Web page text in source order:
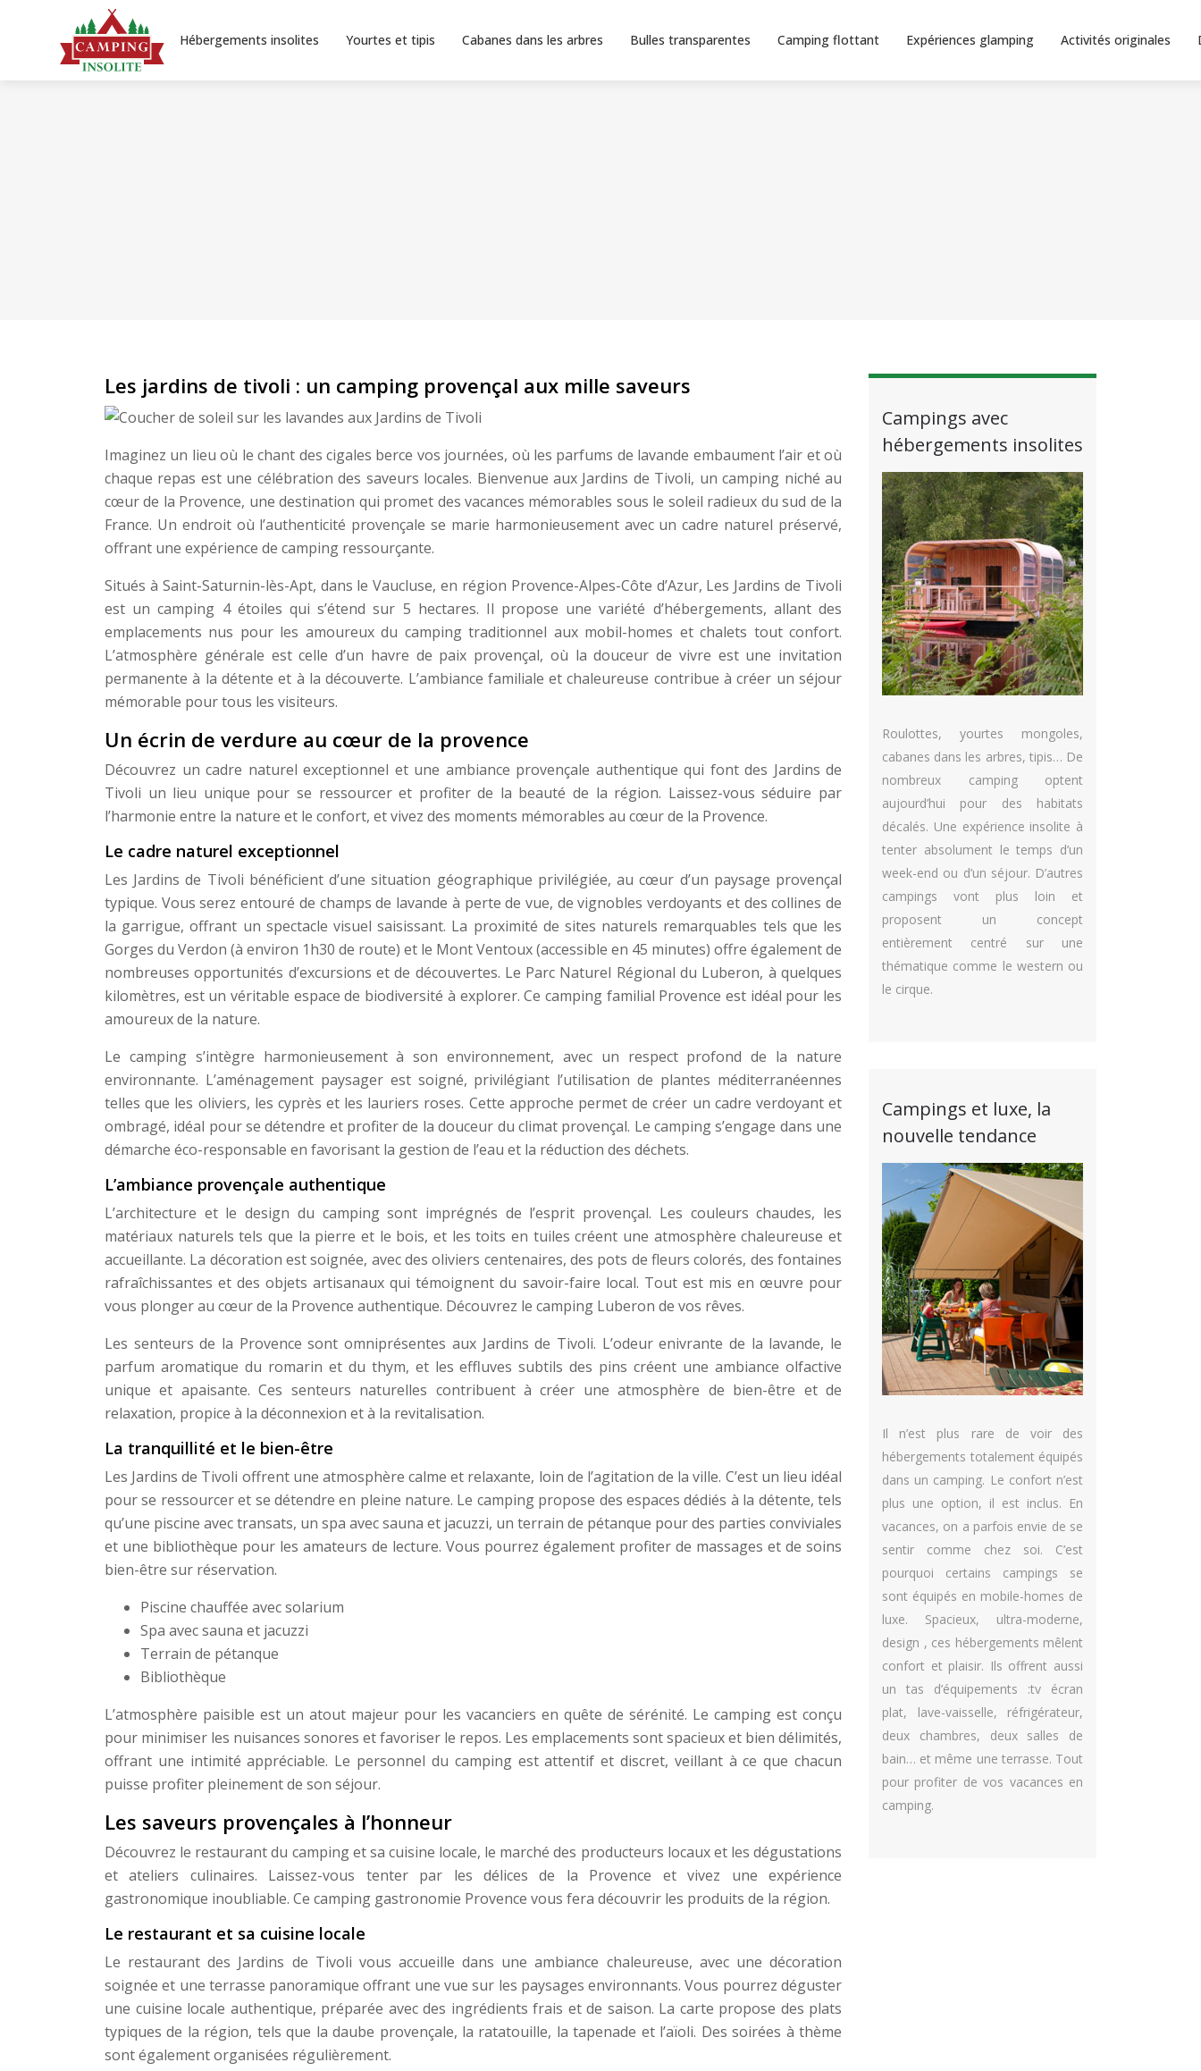
Hébergements insolites Yourtes et tipis Cabanes dans les arbres Bulles transparentes Camping flottant Expériences glamping Activités originales
Les jardins de tivoli : un camping provençal aux mille saveurs
Imaginez un lieu où le chant des cigales berce vos journées, où les parfums de lavande embaument l’air et où
chaque repas est une célébration des saveurs locales. Bienvenue aux Jardins de Tivoli, un camping niché au
cœur de la Provence, une destination qui promet des vacances mémorables sous le soleil radieux du sud de la
France. Un endroit où l’authenticité provençale se marie harmonieusement avec un cadre naturel préservé,
offrant une expérience de camping ressourçante.
Situés à Saint-Saturnin-lès-Apt, dans le Vaucluse, en région Provence-Alpes-Côte d’Azur, Les Jardins de Tivoli
est un camping 4 étoiles qui s’étend sur 5 hectares. Il propose une variété d’hébergements, allant des
emplacements nus pour les amoureux du camping traditionnel aux mobil-homes et chalets tout confort.
L’atmosphère générale est celle d’un havre de paix provençal, où la douceur de vivre est une invitation
permanente à la détente et à la découverte. L’ambiance familiale et chaleureuse contribue à créer un séjour
mémorable pour tous les visiteurs.
Un écrin de verdure au cœur de la provence
Découvrez un cadre naturel exceptionnel et une ambiance provençale authentique qui font des Jardins de
Tivoli un lieu unique pour se ressourcer et profiter de la beauté de la région. Laissez-vous séduire par
l’harmonie entre la nature et le confort, et vivez des moments mémorables au cœur de la Provence.
Le cadre naturel exceptionnel
Les Jardins de Tivoli bénéficient d’une situation géographique privilégiée, au cœur d’un paysage provençal
typique. Vous serez entouré de champs de lavande à perte de vue, de vignobles verdoyants et des collines de
la garrigue, offrant un spectacle visuel saisissant. La proximité de sites naturels remarquables tels que les
Gorges du Verdon (à environ 1h30 de route) et le Mont Ventoux (accessible en 45 minutes) offre également de
nombreuses opportunités d’excursions et de découvertes. Le Parc Naturel Régional du Luberon, à quelques
kilomètres, est un véritable espace de biodiversité à explorer. Ce camping familial Provence est idéal pour les
amoureux de la nature.
Le camping s’intègre harmonieusement à son environnement, avec un respect profond de la nature
environnante. L’aménagement paysager est soigné, privilégiant l’utilisation de plantes méditerranéennes
telles que les oliviers, les cyprès et les lauriers roses. Cette approche permet de créer un cadre verdoyant et
ombragé, idéal pour se détendre et profiter de la douceur du climat provençal. Le camping s’engage dans une
démarche éco-responsable en favorisant la gestion de l’eau et la réduction des déchets.
L’ambiance provençale authentique
L’architecture et le design du camping sont imprégnés de l’esprit provençal. Les couleurs chaudes, les
matériaux naturels tels que la pierre et le bois, et les toits en tuiles créent une atmosphère chaleureuse et
accueillante. La décoration est soignée, avec des oliviers centenaires, des pots de fleurs colorés, des fontaines
rafraîchissantes et des objets artisanaux qui témoignent du savoir-faire local. Tout est mis en œuvre pour
vous plonger au cœur de la Provence authentique. Découvrez le camping Luberon de vos rêves.
Les senteurs de la Provence sont omniprésentes aux Jardins de Tivoli. L’odeur enivrante de la lavande, le
parfum aromatique du romarin et du thym, et les effluves subtils des pins créent une ambiance olfactive
unique et apaisante. Ces senteurs naturelles contribuent à créer une atmosphère de bien-être et de
relaxation, propice à la déconnexion et à la revitalisation.
La tranquillité et le bien-être
Les Jardins de Tivoli offrent une atmosphère calme et relaxante, loin de l’agitation de la ville. C’est un lieu idéal
pour se ressourcer et se détendre en pleine nature. Le camping propose des espaces dédiés à la détente, tels
qu’une piscine avec transats, un spa avec sauna et jacuzzi, un terrain de pétanque pour des parties conviviales
et une bibliothèque pour les amateurs de lecture. Vous pourrez également profiter de massages et de soins
bien-être sur réservation.
Piscine chauffée avec solarium
Spa avec sauna et jacuzzi
Terrain de pétanque
Bibliothèque
L’atmosphère paisible est un atout majeur pour les vacanciers en quête de sérénité. Le camping est conçu
pour minimiser les nuisances sonores et favoriser le repos. Les emplacements sont spacieux et bien délimités,
offrant une intimité appréciable. Le personnel du camping est attentif et discret, veillant à ce que chacun
puisse profiter pleinement de son séjour.
Les saveurs provençales à l’honneur
Découvrez le restaurant du camping et sa cuisine locale, le marché des producteurs locaux et les dégustations
et ateliers culinaires. Laissez-vous tenter par les délices de la Provence et vivez une expérience
gastronomique inoubliable. Ce camping gastronomie Provence vous fera découvrir les produits de la région.
Le restaurant et sa cuisine locale
Le restaurant des Jardins de Tivoli vous accueille dans une ambiance chaleureuse, avec une décoration
soignée et une terrasse panoramique offrant une vue sur les paysages environnants. Vous pourrez déguster
une cuisine locale authentique, préparée avec des ingrédients frais et de saison. La carte propose des plats
typiques de la région, tels que la daube provençale, la ratatouille, la tapenade et l’aïoli. Des soirées à thème
sont également organisées régulièrement.
Campings avec
hébergements insolites
Roulottes, yourtes mongoles,
cabanes dans les arbres, tipis… De
nombreux camping optent
aujourd’hui pour des habitats
décalés. Une expérience insolite à
tenter absolument le temps d’un
week-end ou d’un séjour. D’autres
campings vont plus loin et
proposent un concept
entièrement centré sur une
thématique comme le western ou
le cirque.
Campings et luxe, la
nouvelle tendance
Il n’est plus rare de voir des
hébergements totalement équipés
dans un camping. Le confort n’est
plus une option, il est inclus. En
vacances, on a parfois envie de se
sentir comme chez soi. C’est
pourquoi certains campings se
sont équipés en mobile-homes de
luxe. Spacieux, ultra-moderne,
design , ces hébergements mêlent
confort et plaisir. Ils offrent aussi
un tas d’équipements :tv écran
plat, lave-vaisselle, réfrigérateur,
deux chambres, deux salles de
bain… et même une terrasse. Tout
pour profiter de vos vacances en
camping.